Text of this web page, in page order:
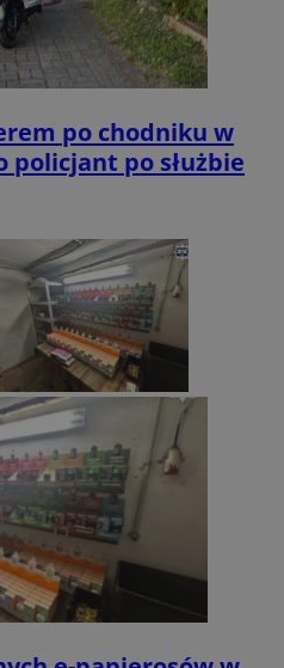
po chodniku w
policjant po służbie